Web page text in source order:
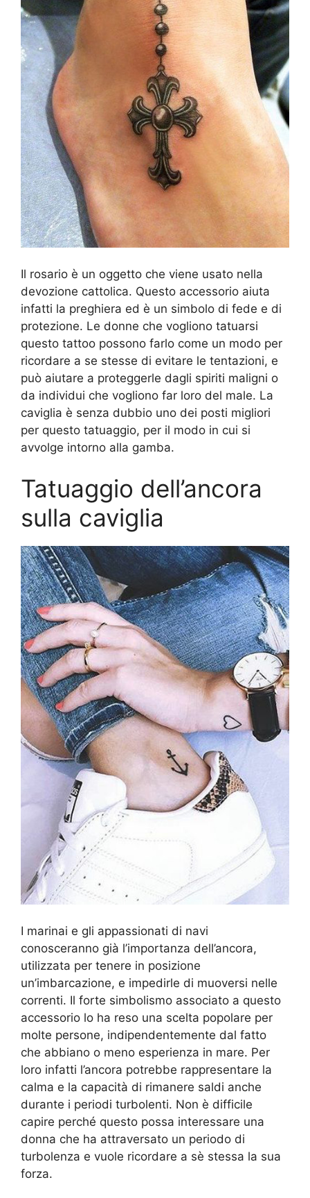
Il rosario è un oggetto che viene usato nella
devozione cattolica. Questo accessorio aiuta
infatti la preghiera ed è un simbolo di fede e di
protezione. Le donne che vogliono tatuarsi
questo tattoo possono farlo come un modo per
ricordare a se stesse di evitare le tentazioni, e
può aiutare a proteggerle dagli spiriti maligni o
da individui che vogliono far loro del male. La
caviglia è senza dubbio uno dei posti migliori
per questo tatuaggio, per il modo in cui si
avvolge intorno alla gamba.
Tatuaggio dell’ancora
sulla caviglia
I marinai e gli appassionati di navi
conosceranno già l’importanza dell’ancora,
utilizzata per tenere in posizione
un’imbarcazione, e impedirle di muoversi nelle
correnti. Il forte simbolismo associato a questo
accessorio lo ha reso una scelta popolare per
molte persone, indipendentemente dal fatto
che abbiano o meno esperienza in mare. Per
loro infatti l’ancora potrebbe rappresentare la
calma e la capacità di rimanere saldi anche
durante i periodi turbolenti. Non è difficile
capire perché questo possa interessare una
donna che ha attraversato un periodo di
turbolenza e vuole ricordare a sè stessa la sua
forza.